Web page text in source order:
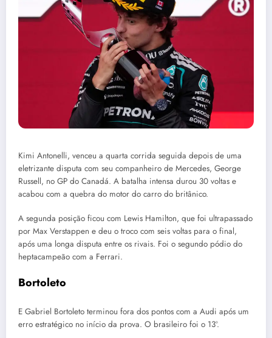
Kimi Antonelli, venceu a quarta corrida seguida depois de uma
eletrizante disputa com seu companheiro de Mercedes, George
Russell, no GP do Canadá. A batalha intensa durou 30 voltas e
acabou com a quebra do motor do carro do britânico.
A segunda posição ficou com Lewis Hamilton, que foi ultrapassado
por Max Verstappen e deu o troco com seis voltas para o final,
após uma longa disputa entre os rivais. Foi o segundo pódio do
heptacampeão com a Ferrari.
Bortoleto
E Gabriel Bortoleto terminou fora dos pontos com a Audi após um
erro estratégico no início da prova. O brasileiro foi o 13º.